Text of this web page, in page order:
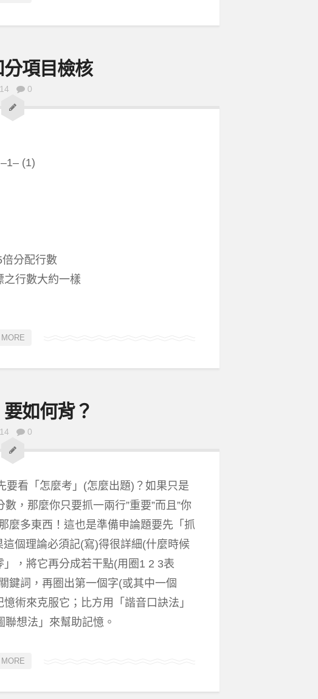
項目檢核
0
(1)
分配行數
之行數大約一樣
MORE
如何背？
0
要看「怎麼考」(怎麼出題)？如果只是
，那麼你只要抓一兩行”重要”而且”你
麼多東西！這也是準備申論題要先「抓
個理論必須記(寫)得很詳細(什麼時候
，將它再分成若干點(用圈1 2 3表
鍵詞，再圈出第一個字(或其中一個
術來克服它；比方用「諧音口訣法」
想法」來幫助記憶。
MORE